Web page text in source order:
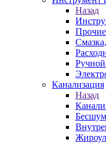
Назад
Канализация
Назад